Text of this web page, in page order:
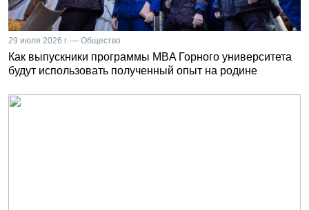
29 июля 2026 г. — Общество
Как выпускники программы MBA Горного университета
будут использовать полученный опыт на родине